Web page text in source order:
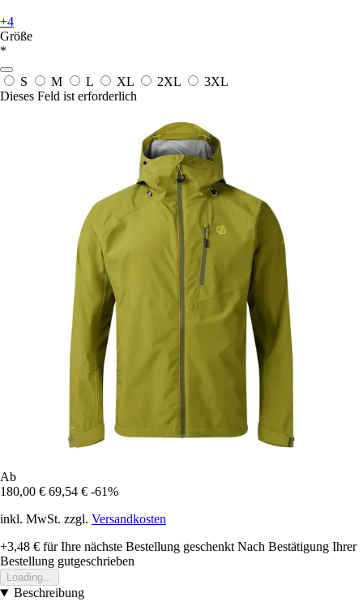
+4
Größe
*
S M L XL 2XL
3XL
Dieses Feld ist erforderlich
Ab
180,00 € 69,54 € -61%
inkl. MwSt. zzgl. Versandkosten
+3,48 € für Ihre nächste Bestellung geschenkt Nach Bestätigung Ihrer
Bestellung gutgeschrieben
Loading...
Beschreibung